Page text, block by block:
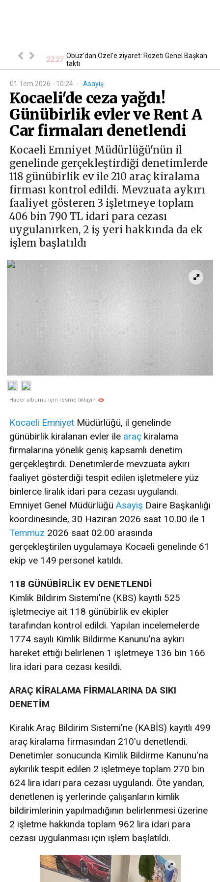
ucuzu 115 22:27 Obuz’dan Özel’e ziyaret: Rozeti Genel Başkan
taktı
01 Tem 2026 - 10:24 - Asayiş
Kocaeli'de ceza yağdı!
Günübirlik evler ve Rent A
Car firmaları denetlendi
Kocaeli Emniyet Müdürlüğü'nün il
genelinde gerçekleştirdiği denetimlerde
118 günübirlik ev ile 210 araç kiralama
firması kontrol edildi. Mevzuata aykırı
faaliyet gösteren 3 işletmeye toplam
406 bin 790 TL idari para cezası
uygulanırken, 2 iş yeri hakkında da ek
işlem başlatıldı
Haber albümü için resme tıklayın
Kocaeli Emniyet Müdürlüğü, il genelinde
günübirlik kiralanan evler ile araç kiralama
firmalarına yönelik geniş kapsamlı denetim
gerçekleştirdi. Denetimlerde mevzuata aykırı
faaliyet gösterdiği tespit edilen işletmelere yüz
binlerce liralık idari para cezası uygulandı.
Emniyet Genel Müdürlüğü Asayiş Daire Başkanlığı
koordinesinde, 30 Haziran 2026 saat 10.00 ile 1
Temmuz 2026 saat 02.00 arasında
gerçekleştirilen uygulamaya Kocaeli genelinde 61
ekip ve 149 personel katıldı.
118 GÜNÜBİRLİK EV DENETLENDİ
Kimlik Bildirim Sistemi'ne (KBS) kayıtlı 525
işletmeciye ait 118 günübirlik ev ekipler
tarafından kontrol edildi. Yapılan incelemelerde
1774 sayılı Kimlik Bildirme Kanunu'na aykırı
hareket ettiği belirlenen 1 işletmeye 136 bin 166
lira idari para cezası kesildi.
ARAÇ KİRALAMA FİRMALARINA DA SIKI
DENETİM
Kiralık Araç Bildirim Sistemi'ne (KABİS) kayıtlı 499
araç kiralama firmasından 210'u denetlendi.
Denetimler sonucunda Kimlik Bildirme Kanunu'na
aykırılık tespit edilen 2 işletmeye toplam 270 bin
624 lira idari para cezası uygulandı. Öte yandan,
denetlenen iş yerlerinde çalışanların kimlik
bildirimlerinin yapılmadığının belirlenmesi üzerine
2 işletme hakkında toplam 962 lira idari para
cezası uygulanması için işlem başlatıldı.